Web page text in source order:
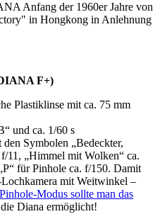
Anfang der 1960er Jahre von
in Hongkong in Anlehnung
F+)
Plastiklinse mit ca. 75 mm
und ca. 1/60 s
Symbolen „Bedeckter,
11, „Himmel mit Wolken“ ca.
für Pinhole ca. f/150. Damit
mit Weitwinkel –
Modus sollte man das
Diana ermöglicht!